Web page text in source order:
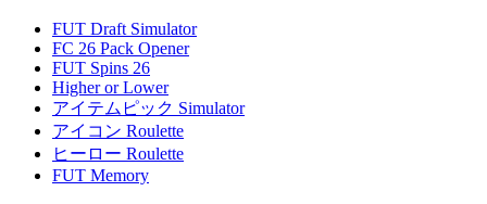
FUT Draft Simulator
FC 26 Pack Opener
FUT Spins 26
Higher or Lower
アイテムピック Simulator
アイコン Roulette
ヒーロー Roulette
FUT Memory